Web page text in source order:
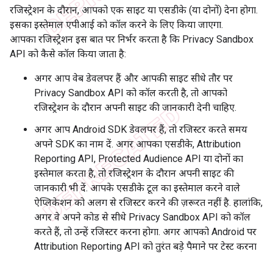
रजिस्ट्रेशन के दौरान, आपको एक साइट या एसडीके (या दोनों) देना होगा.
इसका इस्तेमाल एपीआई को कॉल करने के लिए किया जाएगा.
आपका रजिस्ट्रेशन इस बात पर निर्भर करता है कि Privacy Sandbox
API को कैसे कॉल किया जाता है:
अगर आप वेब डेवलपर हैं और आपकी साइट सीधे तौर पर
Privacy Sandbox API को कॉल करती है, तो आपको
रजिस्ट्रेशन के दौरान अपनी साइट की जानकारी देनी चाहिए.
अगर आप Android SDK डेवलपर हैं, तो रजिस्टर करते समय
अपने SDK का नाम दें. अगर आपका एसडीके, Attribution
Reporting API, Protected Audience API या दोनों का
इस्तेमाल करता है, तो रजिस्ट्रेशन के दौरान अपनी साइट की
जानकारी भी दें. आपके एसडीके टूल का इस्तेमाल करने वाले
ऐप्लिकेशन को अलग से रजिस्टर करने की ज़रूरत नहीं है. हालांकि,
अगर वे अपने कोड से सीधे Privacy Sandbox API को कॉल
करते हैं, तो उन्हें रजिस्टर करना होगा. अगर आपको Android पर
Attribution Reporting API को तुरंत बड़े पैमाने पर टेस्ट करना